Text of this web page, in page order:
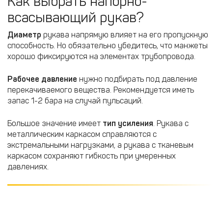
всасывающий рукав?
Диаметр рукава напрямую влияет на его пропускную
способность. Но обязательно убедитесь, что манжеты
хорошо фиксируются на элементах трубопровода.
Рабочее давление нужно подбирать под давление
перекачиваемого вещества. Рекомендуется иметь
запас 1-2 бара на случай пульсаций.
Большое значение имеет тип усиления. Рукава с
металлическим каркасом справляются с
экстремальными нагрузками, а рукава с тканевым
каркасом сохраняют гибкость при умеренных
давлениях.